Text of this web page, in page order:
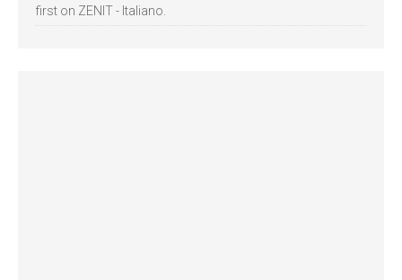
first on ZENIT - Italiano.